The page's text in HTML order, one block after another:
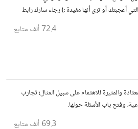
أعجبتك أو ترى أنها مفيدة :) رجاء شارك رابط
72.4 ألف متابع
والمثيرة للاهتمام على سبيل المثال؛ تجارب
وفتح باب الأسئلة حولها.
69.3 ألف متابع